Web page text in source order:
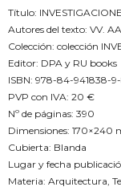
Título:
Autores del texto: VV.
Colección: colección
Editor: DPA y RU books
ISBN: 978-84-941838-
PVP con IVA: 20 €
Nº de páginas: 390
Dimensiones: 170×240
Cubierta: Blanda
Lugar y fecha
Materia: Arquitectura,